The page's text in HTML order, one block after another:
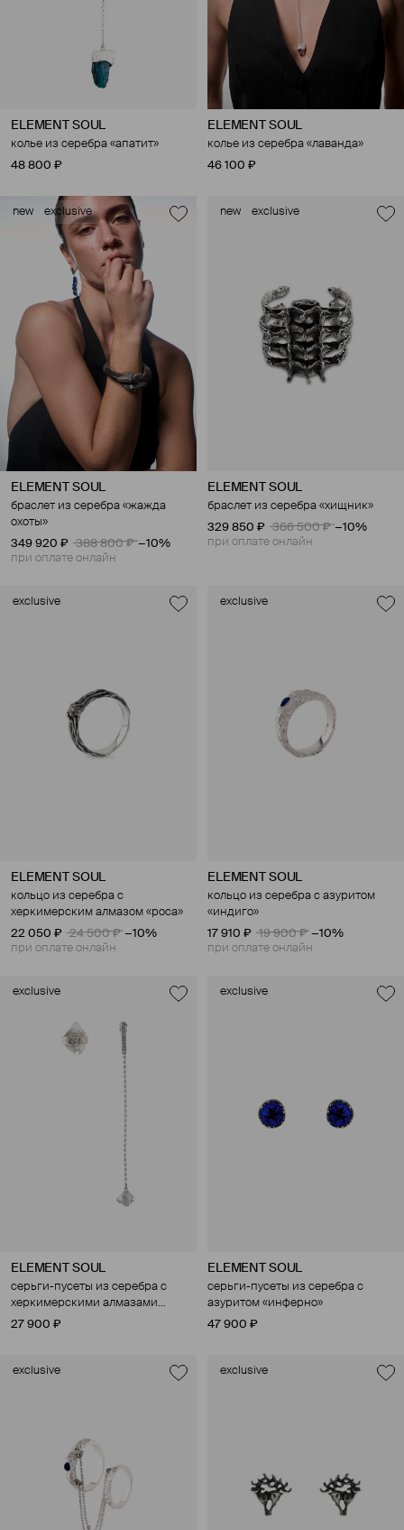
ELEMENT SOUL
колье из серебра «апатит»
48 800 ₽
ELEMENT SOUL
колье из серебра «лаванда»
46 100 ₽
new exclusive
ELEMENT SOUL
браслет из серебра «жажда
охоты»
349 920 ₽
388 800 ₽ −10%
при оплате онлайн
new exclusive
ELEMENT SOUL
браслет из серебра «хищник»
329 850 ₽
366 500 ₽ −10%
при оплате онлайн
exclusive
ELEMENT SOUL
кольцо из серебра с
херкимерским алмазом «роса»
22 050 ₽
24 500 ₽ −10%
при оплате онлайн
exclusive
ELEMENT SOUL
кольцо из серебра с азуритом
«индиго»
17 910 ₽
19 900 ₽ −10%
при оплате онлайн
exclusive
ELEMENT SOUL
серьги-пусеты из серебра с
херкимерскими алмазами
«асимметрия кристаллов»
27 900 ₽
exclusive
ELEMENT SOUL
серьги-пусеты из серебра с
азуритом «инферно»
47 900 ₽
exclusive exclusive